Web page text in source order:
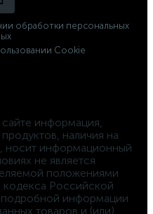
обработки персональных
Cookie
наличия на
носит информационный
не является
положениями
кодекса Российской
информации
товаров и (или)